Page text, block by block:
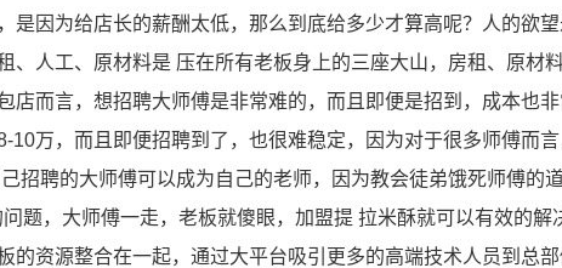
是因为给店长的薪酬太低，那么到底给多少才算高呢？人的欲
、人工、原材料是 压在所有老板身上的三座大山，房租、原材
店而言，想招聘大师傅是非常难的，而且即便是招到，成本也
10万，而且即便招聘到了，也很难稳定，因为对于很多师傅而
招聘的大师傅可以成为自己的老师，因为教会徒弟饿死师傅的
题，大师傅一走，老板就傻眼，加盟提 拉米酥就可以有效的解
的资源整合在一起，通过大平台吸引更多的高端技术人员到总